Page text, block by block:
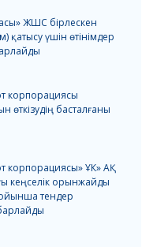
ЖШС бірлескен
қатысу үшін өтінімдер
корпорациясы
өткізудің басталғаны
корпорациясы» ҰК» АҚ
кеңселік орынжайды
тендер